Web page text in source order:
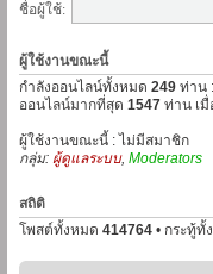
ชื่อผู้ใช้:
ผู้ใช้งานขณะนี้
กำลังออนไลน์ทั้งหมด 249 ท่าน
ออนไลน์มากที่สุด 1547 ท่าน เมื่
ผู้ใช้งานขณะนี้ : ไม่มีสมาชิก
กลุ่ม: ผู้ดูแลระบบ, Moderators
สถิติ
โพสต์ทั้งหมด 414764 • กระทู้ทั้